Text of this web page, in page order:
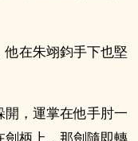
在朱翊鈞手下也堅
，運掌在他手肘一